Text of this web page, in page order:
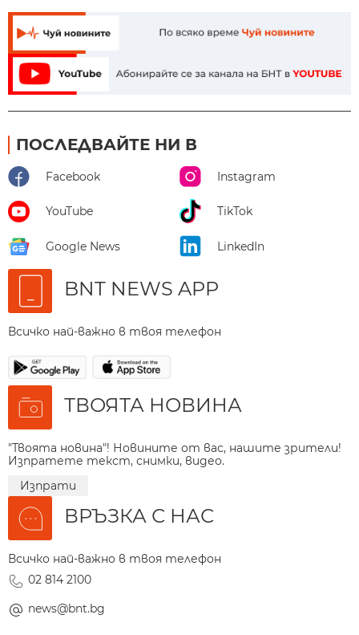
ПОСЛЕДВАЙТЕ НИ В
Facebook Instagram
YouTube TikTok
Google News LinkedIn
BNT NEWS APP
Всичко най-важно в твоя телефон
ТВОЯТА НОВИНА
"Твоята новина"! Новините от вас, нашите зрители!
Изпратете текст, снимки, видео.
Изпрати
ВРЪЗКА С НАС
Всичко най-важно в твоя телефон
02 814 2100
news@bnt.bg